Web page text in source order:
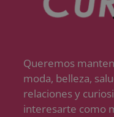
Queremos
moda, belleza,
relaciones y
interesarte como